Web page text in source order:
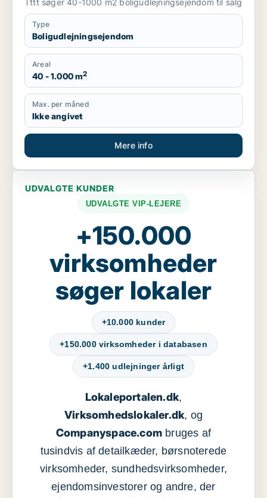
Tttt søger 40-1000 m2 boligudlejningsejendom til salg
Type
Boligudlejningsejendom
Areal
40 - 1.000 m2
Max. per måned
Ikke angivet
Mere info
UDVALGTE KUNDER
UDVALGTE VIP-LEJERE
+150.000
virksomheder
søger lokaler
+10.000 kunder
+150.000 virksomheder i databasen
+1.400 udlejninger årligt
Lokaleportalen.dk,
Virksomhedslokaler.dk, og
Companyspace.com bruges af
tusindvis af detailkæder, børsnoterede
virksomheder, sundhedsvirksomheder,
ejendomsinvestorer og andre, der